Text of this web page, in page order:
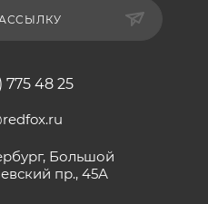
775 48 25
Большой
пр., 45А